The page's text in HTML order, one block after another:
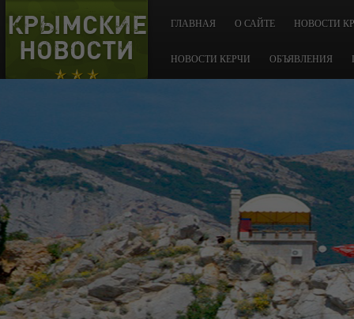
КРЫМСКИЕ
НОВОСТИ
ГЛАВНАЯ О САЙТЕ НОВОСТИ
НОВОСТИ КЕРЧИ ОБЪЯВЛЕНИЯ